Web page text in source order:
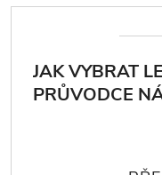
JAK VYBRAT
PRŮVODCE